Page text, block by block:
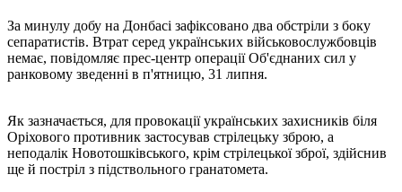
За минулу добу на Донбасі зафіксовано два обстріли з боку
сепаратистів. Втрат серед українських військовослужбовців
немає, повідомляє прес-центр операції Об'єднаних сил у
ранковому зведенні в п'ятницю, 31 липня.
Як зазначається, для провокації українських захисників біля
Оріхового противник застосував стрілецьку зброю, а
неподалік Новотошківського, крім стрілецької зброї, здійснив
ще й постріл з підствольного гранатомета.